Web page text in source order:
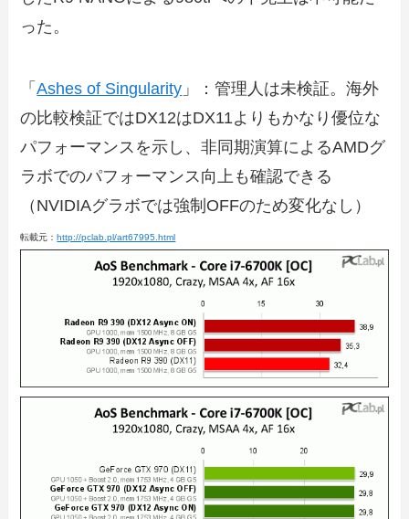
った。
「Ashes of Singularity 」：管理人は未検証。海外
の比較検証ではDX12はDX11よりもかなり優位な
パフォーマンスを示し、非同期演算によるAMDグ
ラボでのパフォーマンス向上も確認できる
（NVIDIAグラボでは強制OFFのため変化なし）
転載元：http://pclab.pl/art67995.html